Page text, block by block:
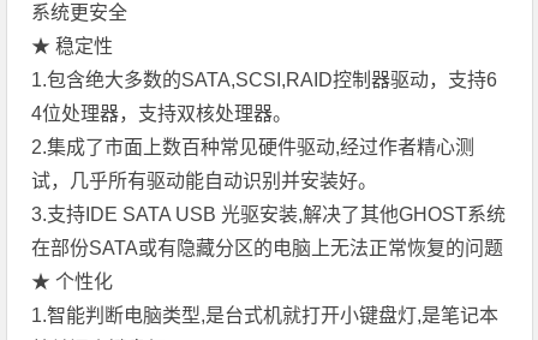
系统更安全
★ 稳定性
1.包含绝大多数的SATA,SCSI,RAID控制器驱动，支持6
4位处理器，支持双核处理器。
2.集成了市面上数百种常见硬件驱动,经过作者精心测
试，几乎所有驱动能自动识别并安装好。
3.支持IDE SATA USB 光驱安装,解决了其他GHOST系统
在部份SATA或有隐藏分区的电脑上无法正常恢复的问题
★ 个性化
1.智能判断电脑类型,是台式机就打开小键盘灯,是笔记本